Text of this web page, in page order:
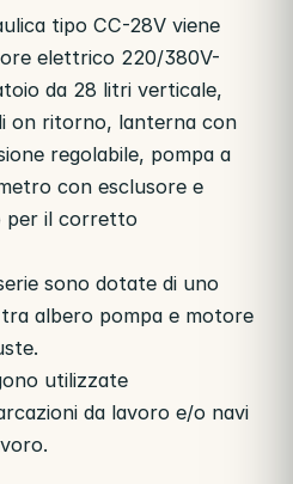
tipo CC-28V viene
elettrico 220/380V-
da 28 litri verticale,
on ritorno, lanterna con
regolabile, pompa a
con esclusore e
per il corretto
sono dotate di uno
albero pompa e motore
utilizzate
da lavoro e/o navi